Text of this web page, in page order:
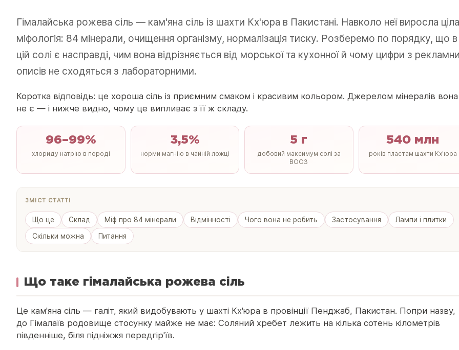
Гімалайська рожева сіль — кам'яна сіль із шахти Кх'юра в Пакистані. Навколо неї виросла ціла
міфологія: 84 мінерали, очищення організму, нормалізація тиску. Розберемо по порядку, що в
цій солі є насправді, чим вона відрізняється від морської та кухонної й чому цифри з
описів не сходяться з лабораторними.
Коротка відповідь: це хороша сіль із приємним смаком і красивим кольором. Джерелом мінералів вона
не є — і нижче видно, чому це випливає з її ж складу.
96–99%
хлориду натрію в породі
3,5%
норми магнію в чайній ложці
5 г
добовий максимум солі за
ВООЗ
540 млн
років пластам шахти Кх'юра
ЗМІСТ СТАТТІ
Що це Склад Міф про 84 мінерали Відмінності Чого вона не робить Застосування
Лампи і плитки
Скільки можна
Питання
Що таке гімалайська рожева сіль
Це кам'яна сіль — галіт, який видобувають у шахті Кх'юра в провінції Пенджаб, Пакистан. Попри назву,
до Гімалаїв родовище стосунку майже не має: Соляний хребет лежить на кілька сотень кілометрів
південніше, біля підніжжя передгір'їв.